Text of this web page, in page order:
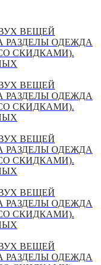
ВЕЩЕЙ
РАЗДЕЛЫ ОДЕЖДА
СКИДКАМИ).
ВЕЩЕЙ
РАЗДЕЛЫ ОДЕЖДА
СКИДКАМИ).
ВЕЩЕЙ
РАЗДЕЛЫ ОДЕЖДА
СКИДКАМИ).
ВЕЩЕЙ
РАЗДЕЛЫ ОДЕЖДА
СКИДКАМИ).
ВЕЩЕЙ
РАЗДЕЛЫ ОДЕЖДА